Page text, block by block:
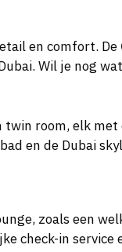
en comfort. De
Wil je nog
twin room, elk
en de Dubai
zoals een
check-in service